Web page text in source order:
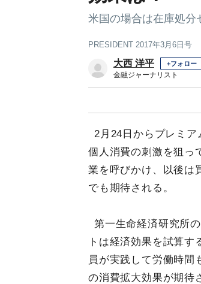
米国の場合は在庫処分
PRESIDENT 2017年3月6日号
大西 洋平 +フォロー
金融ジャーナリスト
2月24日からプレミ
個人消費の刺激を狙っ
業を呼びかけ、以後は
でも期待される。
第一生命経済研究所
トは経済効果を試算す
員が実践して労働時間
の消費拡大効果が期待